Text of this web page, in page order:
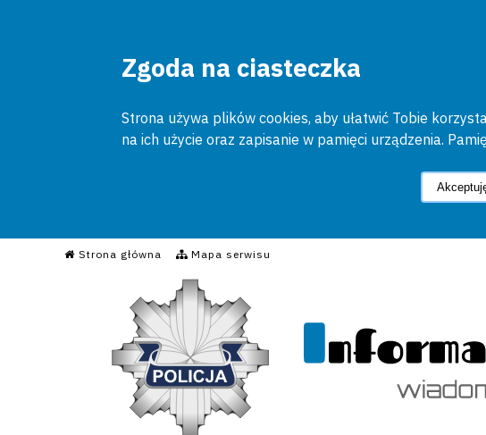
Zgoda na ciasteczka
Strona używa plików cookies, aby ułatwić Tobie
na ich użycie oraz zapisanie w pamięci urządzenia.
Strona główna Mapa serwisu
Informacyjny Serwis Policyjny